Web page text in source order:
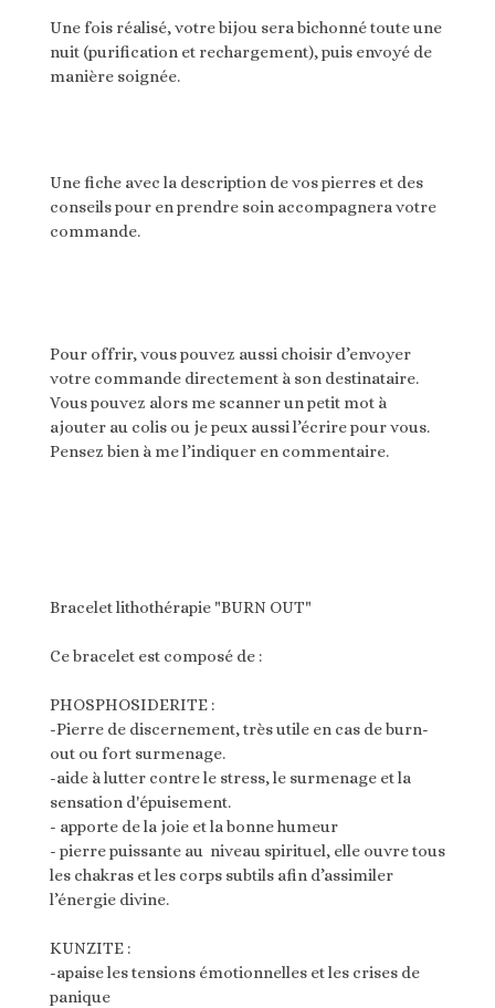
Une fois réalisé, votre bijou sera bichonné toute une
nuit (purification et rechargement), puis envoyé de
manière soignée.
Une fiche avec la description de vos pierres et des
conseils pour en prendre soin accompagnera votre
commande.
Pour offrir, vous pouvez aussi choisir d’envoyer
votre commande directement à son destinataire.
Vous pouvez alors me scanner un petit mot à
ajouter au colis ou je peux aussi l’écrire pour vous.
Pensez bien à me l’indiquer en commentaire.
Bracelet lithothérapie "BURN OUT"
Ce bracelet est composé de :
PHOSPHOSIDERITE :
-Pierre de discernement, très utile en cas de burn-
out ou fort surmenage.
-aide à lutter contre le stress, le surmenage et la
sensation d'épuisement.
- apporte de la joie et la bonne humeur
- pierre puissante au niveau spirituel, elle ouvre tous
les chakras et les corps subtils afin d’assimiler
l’énergie divine.
KUNZITE :
-apaise les tensions émotionnelles et les crises de
panique